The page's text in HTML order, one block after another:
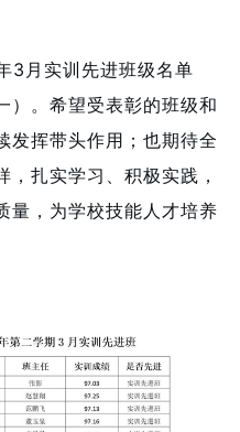
3月实训先进班级名单
）。希望受表彰的班级和
发挥带头作用；也期待全
，扎实学习、积极实践，
量，为学校技能人才培养